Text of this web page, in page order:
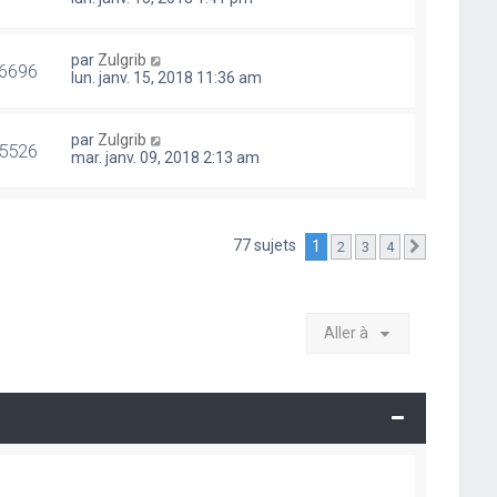
par Zulgrib
lun. janv. 15, 2018 11:36 am
par Zulgrib
mar. janv. 09, 2018 2:13 am
77 sujets 1 2 3 4
Aller à